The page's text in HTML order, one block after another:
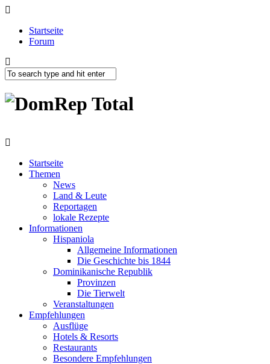
Startseite
Forum
Startseite
Themen
News
Land & Leute
Reportagen
lokale Rezepte
Informationen
Hispaniola
Allgemeine Informationen
Die Geschichte bis 1844
Dominikanische Republik
Provinzen
Die Tierwelt
Veranstaltungen
Empfehlungen
Ausflüge
Hotels & Resorts
Restaurants
Besondere Empfehlungen